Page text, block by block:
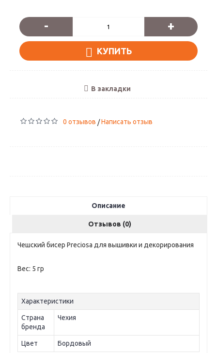
- +
КУПИТЬ
В закладки
0 отзывов /Написать отзыв
Описание
Отзывов (0)
Чешский бисер Preciosa для вышивки и декорирования
Вес: 5 гр
Характеристики
Страна
бренда
Чехия
Цвет Бордовый